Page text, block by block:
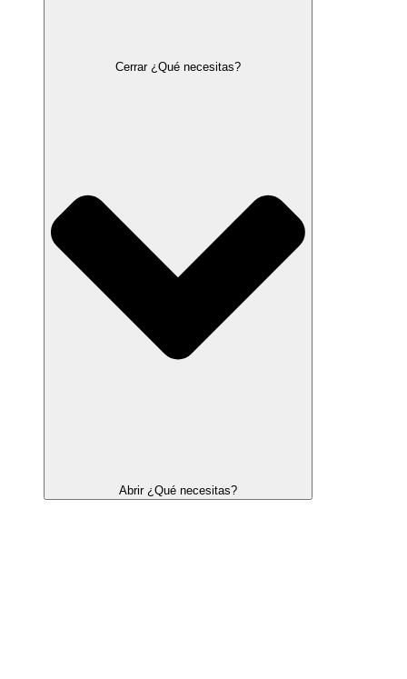
Cerrar ¿Qué necesitas?
Abrir ¿Qué necesitas?